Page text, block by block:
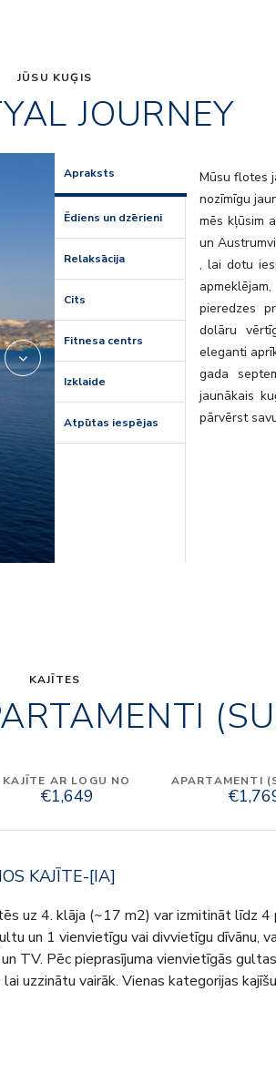
JŪSU KUĢIS
JOURNEY
Apraksts
Ēdiens un dzērieni
Relaksācija
Cits
Fitnesa centrs
Izklaide
Atpūtas iespējas
Mūsu flotes
nozīmīgu
mēs kļūsim
un
, lai dotu
pieredzes
dolāru
eleganti
gada
jaunākais
pārvērst
KAJĪTES
KAJĪTE AR LOGU NO
€1,649
APARTAMENTI
KAJĪTE-[IA]
uz 4. klāja (~17 m2) var izmitināt līdz 4
un 1 vienvietīgu vai divvietīgu dīvānu,
TV. Pēc pieprasījuma vienvietīgās
uzzinātu vairāk. Vienas kategorijas